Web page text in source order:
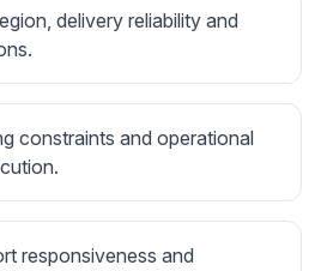
delivery reliability and
constraints and operational
responsiveness and